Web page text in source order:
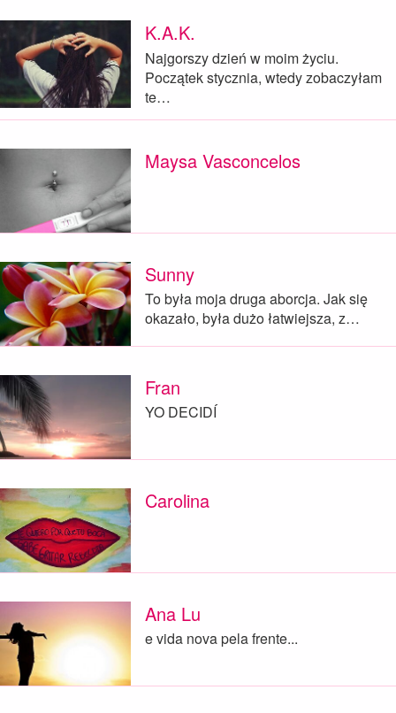
K.A.K.
Najgorszy dzień w moim życiu.
Początek stycznia, wtedy zobaczyłam
te…
Maysa Vasconcelos
Sunny
To była moja druga aborcja. Jak się
okazało, była dużo łatwiejsza, z…
Fran
YO DECIDÍ
Carolina
Ana Lu
e vida nova pela frente...